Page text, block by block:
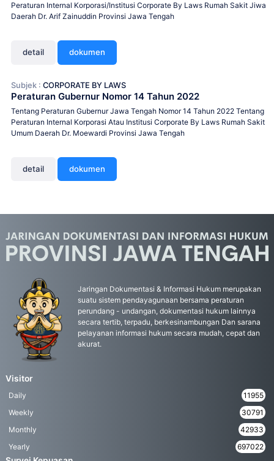
Peraturan Internal Korporasi/Institusi Corporate By Laws Rumah Sakit Jiwa
Daerah Dr. Arif Zainuddin Provinsi Jawa Tengah
detail dokumen
Subjek : CORPORATE BY LAWS
Peraturan Gubernur Nomor 14 Tahun 2022
Tentang Peraturan Gubernur Jawa Tengah Nomor 14 Tahun 2022 Tentang
Peraturan Internal Korporasi Atau Institusi Corporate By Laws Rumah Sakit
Umum Daerah Dr. Moewardi Provinsi Jawa Tengah
detail dokumen
Jaringan Dokumentasi & Informasi Hukum merupakan
suatu sistem pendayagunaan bersama peraturan
perundang - undangan, dokumentasi hukum lainnya
secara tertib, terpadu, berkesinambungan Dan sarana
pelayanan informasi hukum secara mudah, cepat dan
akurat.
Visitor
Daily
11955
Weekly
30791
Monthly
42933
Yearly
697022